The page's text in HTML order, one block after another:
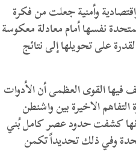
وأمنية جعلت من فكرة
نفسها أمام معادلة معكوسة
على تحويلها إلى نتائج
فيها القوى العظمى أن الأدوات
الاخيرة بين واشنطن
كشفت حدود عصر كامل بُني
وفي ذلك تحديداً تكمن